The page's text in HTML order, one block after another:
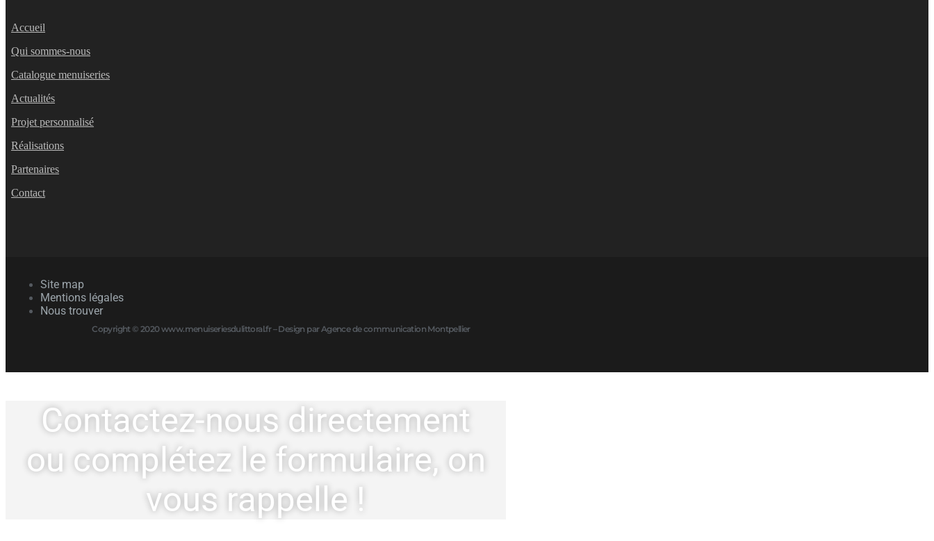
Accueil
Qui sommes-nous
Catalogue menuiseries
Actualités
Projet personnalisé
Réalisations
Partenaires
Contact
Site map
Mentions légales
Nous trouver
Copyright © 2020 www.menuiseriesdulittoral.fr – Design par Agence de communication Montpellier
Contactez-nous directement
ou complétez le formulaire, on
vous rappelle !